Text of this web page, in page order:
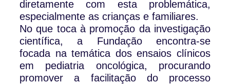
diretamente com esta problemática,
especialmente as crianças e familiares.
No que toca à promoção da investigação
científica, a Fundação encontra-se
focada na temática dos ensaios clínicos
em pediatria oncológica, procurando
promover a facilitação do processo